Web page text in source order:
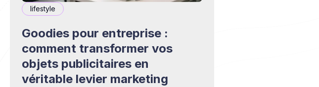
lifestyle
Goodies pour entreprise :
comment transformer vos
objets publicitaires en
véritable levier marketing